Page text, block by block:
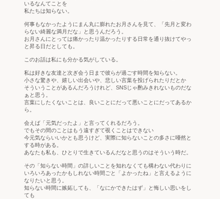
いるなんてことを
私たちは知らない。
何事もなかったようにまん丸に膨れたお月さんを見て、「先月と変わ
らない綺麗な満月だな」と思うんだろう。
お月さんにとっては痛かったり温かったりする日常を通り抜けてやっ
と昇る日だとしても。
このお話は私にも分かる気がしている。
私は好きな友達と次ぎ会う日まで彼らが過ごす時間を知らない。
小さな驚きや、嬉しい出会いや、悲しい言葉を投げられたりだとか
そういうことがあるんだろうけれど、SNSじゃ酌みきれないものだな
ぁと思う。
言葉にしたくないことは、良いことにだって悪いことにだってあるか
ら。
会えば「元気だったよ」と言ってくれるだろう。
でもその間のことはもう遠すぎて覗くことはできない
今元気ならいいかとも思うけど、実際に知らないことの多さに唖然と
する時がある。
あなたも私も、ひとりで生きているんだなと思うのはそういう時だ。
その「知らない時間」の詳しいことを知れなくても構わない代わりに
いろいろあったかもしれない時間ごと「よかったね」と言えるように
なりたいと思う。
知らない時間に嫉妬しても、「なにかできたはず」と悔しい思いをし
ても